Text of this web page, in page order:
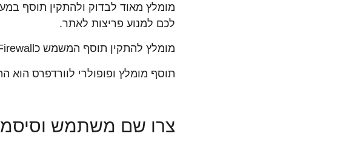
מומלץ מאוד לבדוק ולהתקין תוסף
לכם למנוע פריצות לאתר.
מומלץ להתקין תוסף המשמש כFirewall, הסורק את הקבצים באתר (סגנון אנטי וירוס) וכדומה.
תוסף מומלץ ופופולרי לוורדפרס הוא
צרו שם משתמש